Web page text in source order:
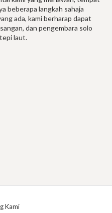
beberapa langkah sahaja
ada, kami berharap dapat
dan pengembara solo
laut.
Kami